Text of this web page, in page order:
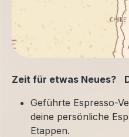
Zeit für etwas Neues?
Geführte Espresso-
deine persönliche
Etappen.